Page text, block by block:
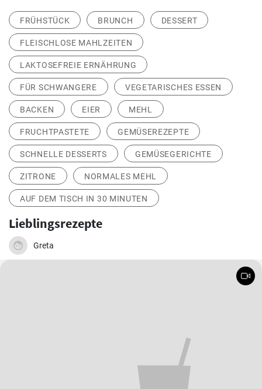
FRÜHSTÜCK BRUNCH DESSERT
FLEISCHLOSE MAHLZEITEN
LAKTOSEFREIE ERNÄHRUNG
FÜR SCHWANGERE VEGETARISCHES ESSEN
BACKEN EIER MEHL
FRUCHTPASTETE GEMÜSEREZEPTE
SCHNELLE DESSERTS GEMÜSEGERICHTE
ZITRONE NORMALES MEHL
AUF DEM TISCH IN 30 MINUTEN
Lieblingsrezepte
Greta